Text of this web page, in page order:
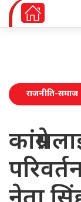
राजनीति-समाज